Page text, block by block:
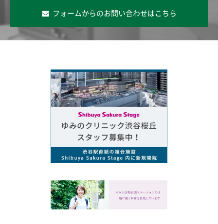
フォームからのお問い合わせはこちら